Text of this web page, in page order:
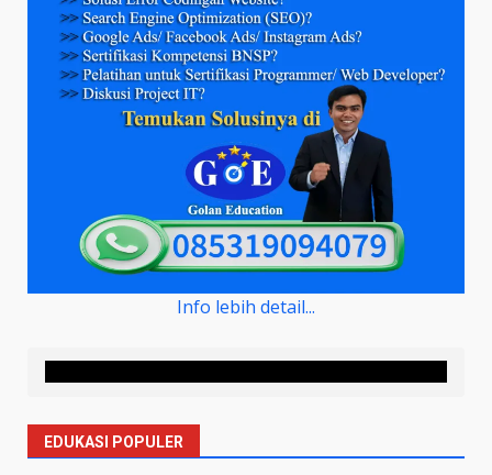
Info lebih detail...
EDUKASI POPULER